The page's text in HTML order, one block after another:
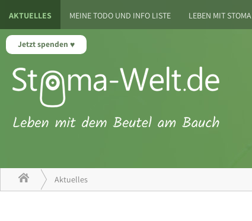
Jetzt spenden
AKTUELLES MEINE TODO UND INFO LISTE LEBEN MIT STOMA
Aktuelles